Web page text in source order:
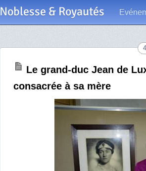
Noblesse & Royautés
Le grand-duc Jean de
consacrée à sa mère